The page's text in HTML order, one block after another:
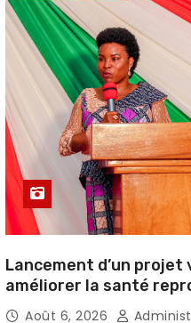
Lancement d’un projet
améliorer la santé
et le bien-être
Août 6, 2026